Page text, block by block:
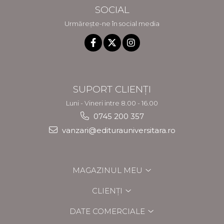
SOCIAL
Urmărește-ne în social media
SUPORT CLIENȚI
Luni - Vineri intre 8.00 - 16.00
0745 200 357
vanzari@editurauniversitara.ro
MAGAZINUL MEU
CLIENȚI
DATE COMERCIALE